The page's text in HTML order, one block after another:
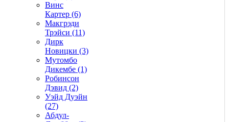
Винс
Картер (6)
Макгрэди
Трэйси (11)
Дирк
Новицки (3)
Мутомбо
Дикембе (1)
Робинсон
Дэвид (2)
Уэйд Дуэйн
(27)
Абдул-